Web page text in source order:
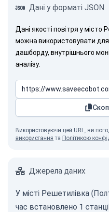
Дані у форматі JSON
Дані якості повітря у місто
можна використовувати
дашборду, внутрішнього
аналізу.
Використовуючи цей URL, ви
використання та Політикою
Джерела даних
У місті Решетилівка
час встановлено 1